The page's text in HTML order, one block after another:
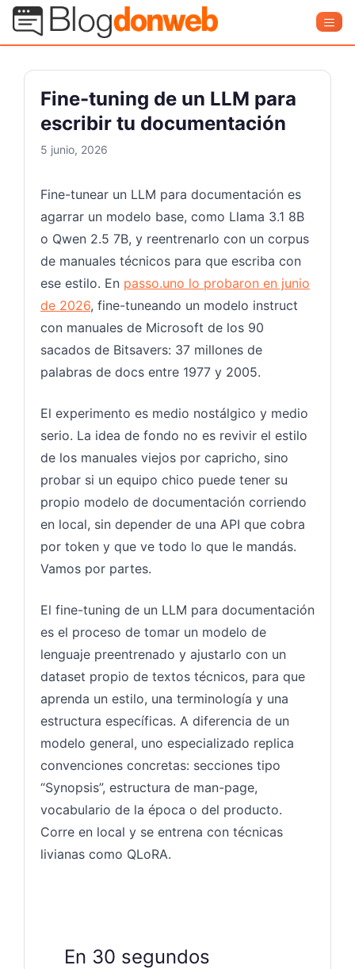
Saltar
contenido
Blog Donweb
Fine-tuning de un LLM para
escribir tu documentación
5 junio, 2026
Fine-tunear un LLM para documentación es
agarrar un modelo base, como Llama 3.1 8B
o Qwen 2.5 7B, y reentrenarlo con un corpus
de manuales técnicos para que escriba con
ese estilo. En passo.uno lo probaron en junio
de 2026, fine-tuneando un modelo instruct
con manuales de Microsoft de los 90
sacados de Bitsavers: 37 millones de
palabras de docs entre 1977 y 2005.
El experimento es medio nostálgico y medio
serio. La idea de fondo no es revivir el estilo
de los manuales viejos por capricho, sino
probar si un equipo chico puede tener su
propio modelo de documentación corriendo
en local, sin depender de una API que cobra
por token y que ve todo lo que le mandás.
Vamos por partes.
El fine-tuning de un LLM para documentación
es el proceso de tomar un modelo de
lenguaje preentrenado y ajustarlo con un
dataset propio de textos técnicos, para que
aprenda un estilo, una terminología y una
estructura específicas. A diferencia de un
modelo general, uno especializado replica
convenciones concretas: secciones tipo
“Synopsis”, estructura de man-page,
vocabulario de la época o del producto.
Corre en local y se entrena con técnicas
livianas como QLoRA.
En 30 segundos